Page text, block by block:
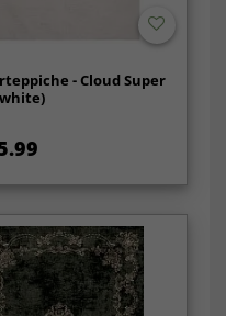
- Cloud Super